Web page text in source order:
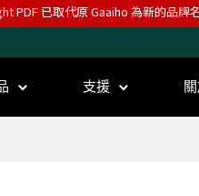
PDF 已取代原 Gaaiho 為新的品牌
支援